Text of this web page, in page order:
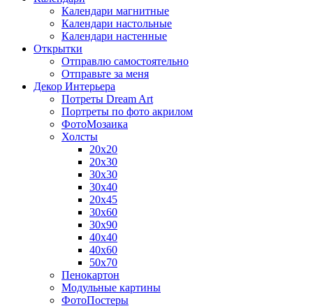
Календари магнитные
Календари настольные
Календари настенные
Открытки
Отправлю самостоятельно
Отправьте за меня
Декор Интерьера
Потреты Dream Art
Портреты по фото акрилом
ФотоМозаика
Холсты
20х20
20х30
30х30
30х40
20х45
30х60
30х90
40х40
40х60
50х70
Пенокартон
Модульные картины
ФотоПостеры